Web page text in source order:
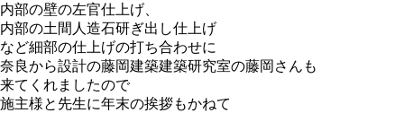
内部の壁の左官仕上げ、
内部の土間人造石研ぎ出し仕上げ
など細部の仕上げの打ち合わせに
奈良から設計の藤岡建築建築研究室の藤岡さんも
来てくれましたので
施主様と先生に年末の挨拶もかねて